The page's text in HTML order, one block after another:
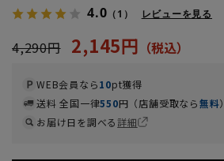
4.0 （1） レビューを見る
4,290円 2,145円
WEB会員なら10pt獲得
送料 全国一律550円（店舗受取なら無料）
お届け日を調べる詳細